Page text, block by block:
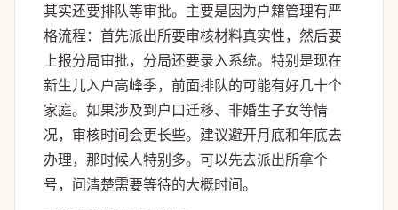
其实还要排队等审批。主要是因为户籍管理有严
格流程：首先派出所要审核材料真实性，然后要
上报分局审批，分局还要录入系统。特别是现在
新生儿入户高峰季，前面排队的可能有好几十个
家庭。如果涉及到户口迁移、非婚生子女等情
况，审核时间会更长些。建议避开月底和年底去
办理，那时候人特别多。可以先去派出所拿个
号，问清楚需要等待的大概时间。